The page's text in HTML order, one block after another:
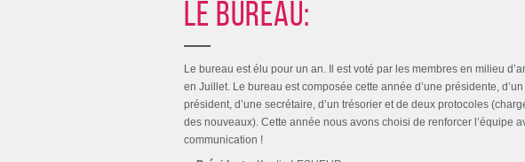
Le Bureau:
Le bureau est élu pour un an. Il est voté par les membres en milieu
en Juillet. Le bureau est composée cette année d’une présidente,
président, d’une secrétaire, d’un trésorier et de deux protocoles
des nouveaux). Cette année nous avons choisi de renforcer l’équipe
communication !